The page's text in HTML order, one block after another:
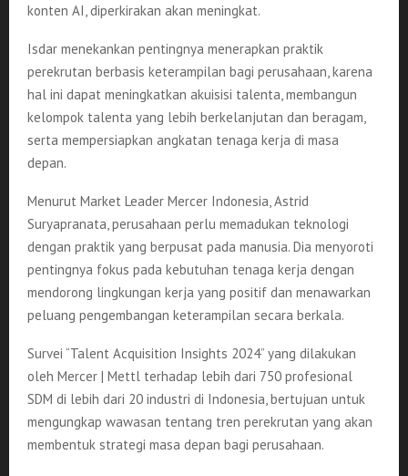
konten AI, diperkirakan akan meningkat.
Isdar menekankan pentingnya menerapkan praktik
perekrutan berbasis keterampilan bagi perusahaan, karena
hal ini dapat meningkatkan akuisisi talenta, membangun
kelompok talenta yang lebih berkelanjutan dan beragam,
serta mempersiapkan angkatan tenaga kerja di masa
depan.
Menurut Market Leader Mercer Indonesia, Astrid
Suryapranata, perusahaan perlu memadukan teknologi
dengan praktik yang berpusat pada manusia. Dia menyoroti
pentingnya fokus pada kebutuhan tenaga kerja dengan
mendorong lingkungan kerja yang positif dan menawarkan
peluang pengembangan keterampilan secara berkala.
Survei “Talent Acquisition Insights 2024” yang dilakukan
oleh Mercer | Mettl terhadap lebih dari 750 profesional
SDM di lebih dari 20 industri di Indonesia, bertujuan untuk
mengungkap wawasan tentang tren perekrutan yang akan
membentuk strategi masa depan bagi perusahaan.